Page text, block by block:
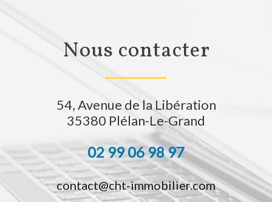
nous contacter
54, Avenue de la Libération
35380 Plélan-Le-Grand
02 99 06 98 97
contact@cht-immobilier.com